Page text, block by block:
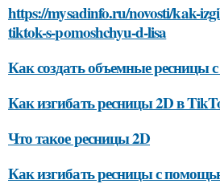
https://mysadinfo.ru/novosti/kak-
tiktok-s-pomoshchyu-d-lisa
Как создать объемные
Как изгибать ресницы 2D в
Что такое ресницы 2D
Как изгибать ресницы с